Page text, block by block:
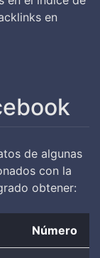
en
de algunas
con la
obtener:
Número